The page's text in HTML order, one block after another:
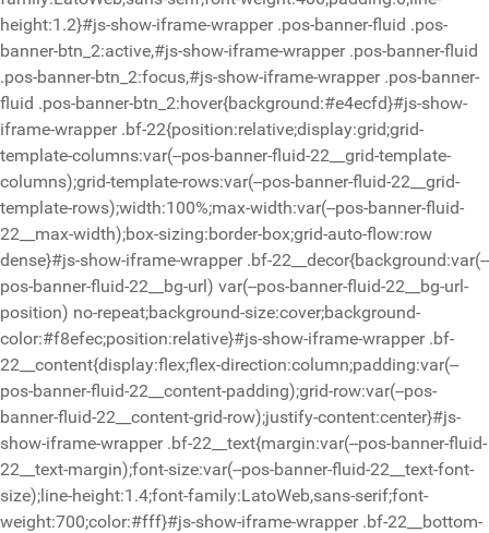
height:1.2}#js-show-iframe-wrapper .pos-banner-fluid .pos-
banner-btn_2:active,#js-show-iframe-wrapper .pos-banner-fluid
.pos-banner-btn_2:focus,#js-show-iframe-wrapper .pos-banner-
fluid .pos-banner-btn_2:hover{background:#e4ecfd}#js-show-
iframe-wrapper .bf-22{position:relative;display:grid;grid-
template-columns:var(--pos-banner-fluid-22__grid-template-
columns);grid-template-rows:var(--pos-banner-fluid-22__grid-
template-rows);width:100%;max-width:var(--pos-banner-fluid-
22__max-width);box-sizing:border-box;grid-auto-flow:row
dense}#js-show-iframe-wrapper .bf-22__decor{background:var(--
pos-banner-fluid-22__bg-url) var(--pos-banner-fluid-22__bg-url-
position) no-repeat;background-size:cover;background-
color:#f8efec;position:relative}#js-show-iframe-wrapper .bf-
22__content{display:flex;flex-direction:column;padding:var(--
pos-banner-fluid-22__content-padding);grid-row:var(--pos-
banner-fluid-22__content-grid-row);justify-content:center}#js-
show-iframe-wrapper .bf-22__text{margin:var(--pos-banner-fluid-
22__text-margin);font-size:var(--pos-banner-fluid-22__text-font-
size);line-height:1.4;font-family:LatoWeb,sans-serif;font-
weight:700;color:#fff}#js-show-iframe-wrapper .bf-22__bottom-